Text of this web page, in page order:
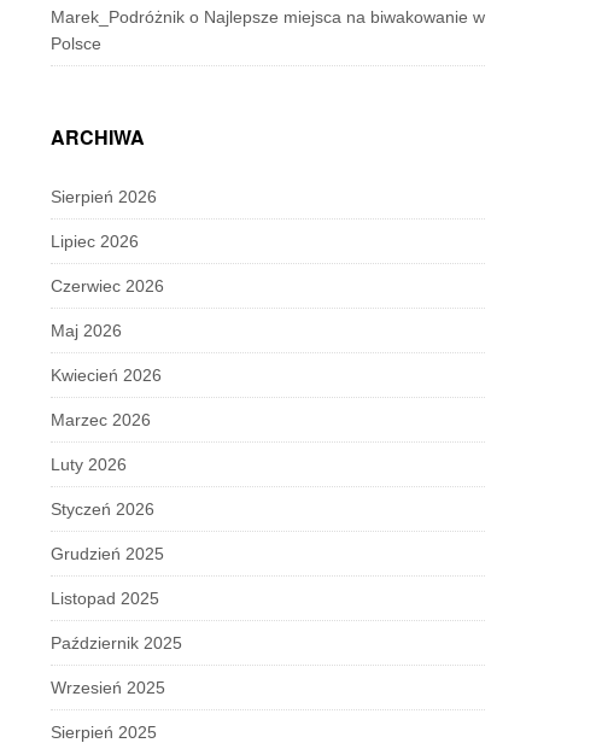
Marek_Podróżnik o Najlepsze miejsca na biwakowanie w
Polsce
ARCHIWA
Sierpień 2026
Lipiec 2026
Czerwiec 2026
Maj 2026
Kwiecień 2026
Marzec 2026
Luty 2026
Styczeń 2026
Grudzień 2025
Listopad 2025
Październik 2025
Wrzesień 2025
Sierpień 2025